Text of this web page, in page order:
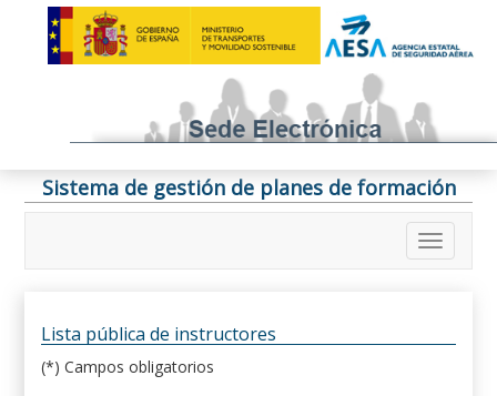
Sistema de gestión de planes de formación
Lista pública de instructores
(*) Campos obligatorios